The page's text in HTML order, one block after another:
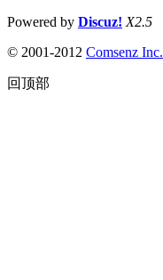
Powered by Discuz! X2.5
© 2001-2012 Comsenz Inc.
回顶部